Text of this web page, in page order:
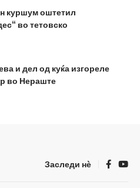
куршум оштетил
во тетовско
и дел од куќа изгореле
во Нераште
Заследи нѐ